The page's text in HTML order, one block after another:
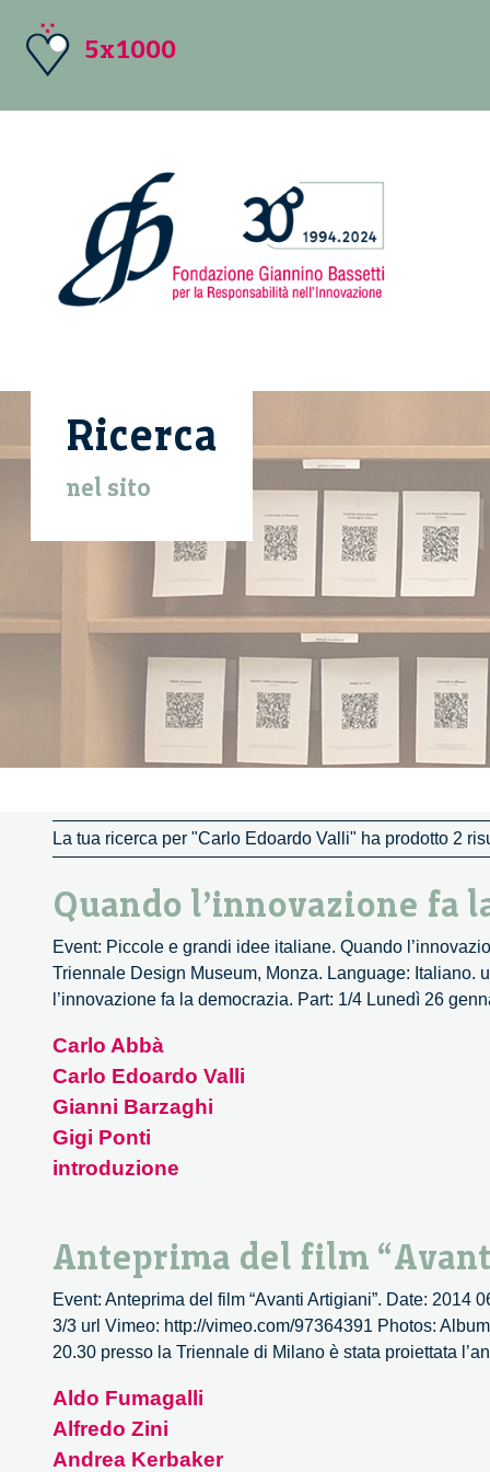
5x1000
Ricerca
nel sito
La tua ricerca per "Carlo Edoardo Valli" ha prodotto 2
Quando l’innovazione fa
Event: Piccole e grandi idee italiane. Quando
Triennale Design Museum, Monza. Language: Italiano.
l’innovazione fa la democrazia. Part: 1/4 Lunedì 26
Carlo Abbà
Carlo Edoardo Valli
Gianni Barzaghi
Gigi Ponti
introduzione
Anteprima del film
Event: Anteprima del film “Avanti Artigiani”. Date:
3/3 url Vimeo: http://vimeo.com/97364391 Photos:
20.30 presso la Triennale di Milano è stata proiettata
Aldo Fumagalli
Alfredo Zini
Andrea Kerbaker